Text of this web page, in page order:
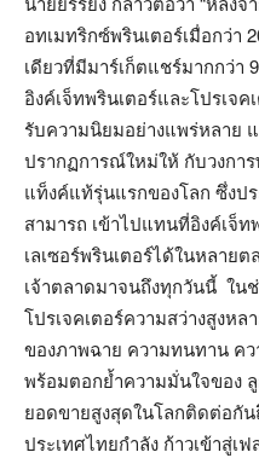
อทเมทริกซ์พรินเตอร์เมื่อกว่า
เดียวที่มีมาร์เก็ตแชร์มากกว่
อิงค์เจ็ทพรินเตอร์และโปรเจ
รับความนิยมอย่างแพร่หลาย
ปรากฏการณ์ใหม่ให้ กับวงกา
แท็งค์แท้รุ่นแรกของโลก ซึ่งป
สามารถ เข้าไปแทนที่อิงค์เจ็
เลเซอร์พรินเตอร์ได้ในหลาย
เจ้าตลาดมาจนถึงทุกวันนี้ ใน
โปรเจคเตอร์ความสว่างสูงห
ของภาพฉาย ความทนทาน ค
พร้อมตอกย้ำความมั่นใจของ
ยอดขายสูงสุดในโลกติดต่อกั
ประเทศไทยกำลัง ก้าวเข้าสู่เ